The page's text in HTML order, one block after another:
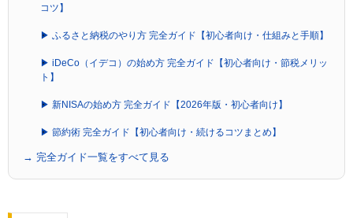
コツ】
▶ ふるさと納税のやり方 完全ガイド【初心者向け・仕組みと手順】
▶ iDeCo（イデコ）の始め方 完全ガイド【初心者向け・節税メリッ
ト】
▶ 新NISAの始め方 完全ガイド【2026年版・初心者向け】
▶ 節約術 完全ガイド【初心者向け・続けるコツまとめ】
→ 完全ガイド一覧をすべて見る